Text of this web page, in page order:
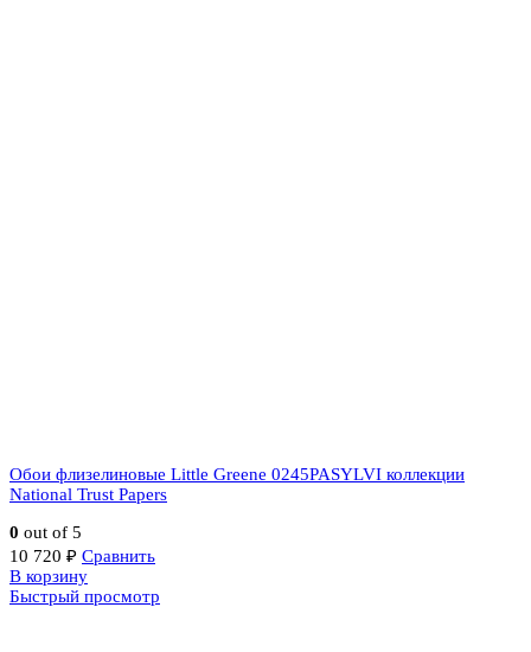
Обои флизелиновые Little Greene 0245PASYLVI коллекции
National Trust Papers
0 out of 5
10 720 ₽ Сравнить
В корзину
Быстрый просмотр